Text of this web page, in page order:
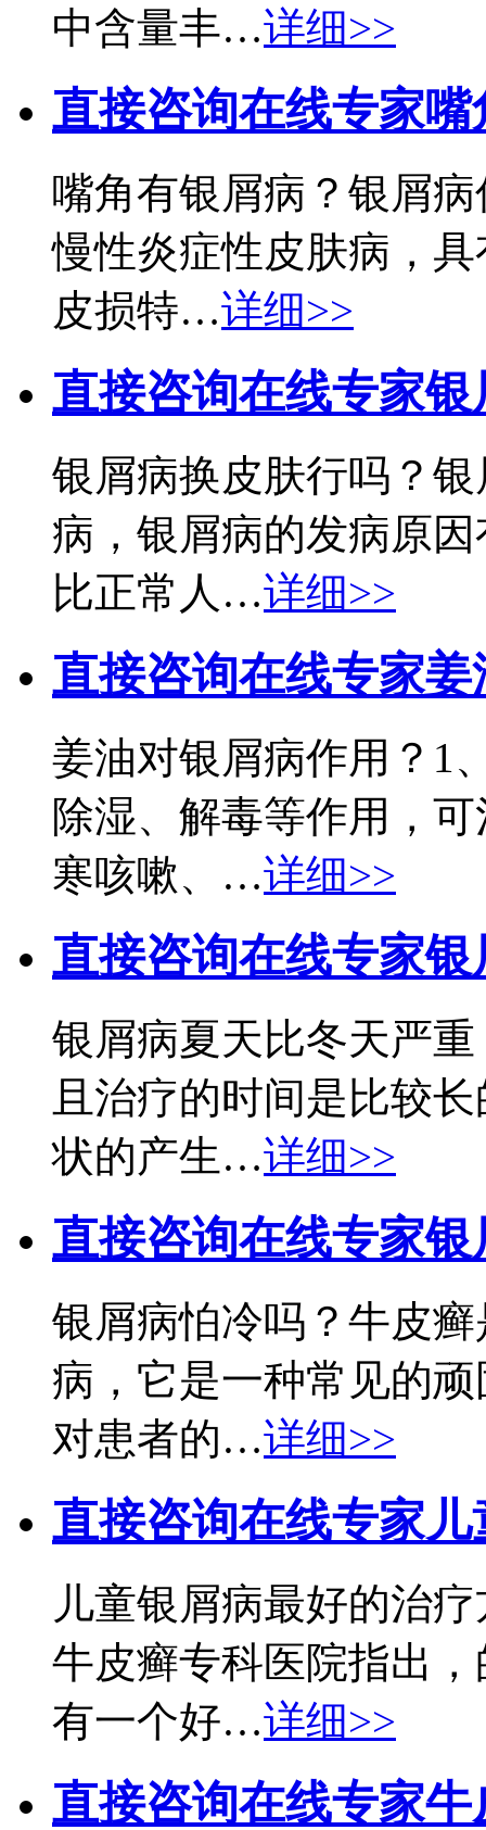
中含量丰…详细>>
直接咨询在线专家嘴
嘴角有银屑病？银屑
慢性炎症性皮肤病，
皮损特…详细>>
直接咨询在线专家银
银屑病换皮肤行吗？
病，银屑病的发病原
比正常人…详细>>
直接咨询在线专家姜
姜油对银屑病作用？1
除湿、解毒等作用，
寒咳嗽、…详细>>
直接咨询在线专家银
银屑病夏天比冬天严
且治疗的时间是比较
状的产生…详细>>
直接咨询在线专家银
银屑病怕冷吗？牛皮
病，它是一种常见的
对患者的…详细>>
直接咨询在线专家
儿童银屑病最好的治
牛皮癣专科医院指出
有一个好…详细>>
直接咨询在线专家牛